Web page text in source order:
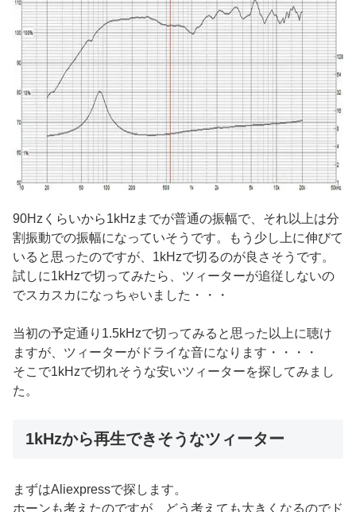
90Hzくらいから1kHzまでが普通の振幅で、それ以上は分
割振動での振幅になっていそうです。もう少し上に伸びて
いると思ったのですが、1kHzで切るのが良さそうです。
試しに1kHzで切ってみたら、ツィーターが追従しないの
でスカスカになっちゃいました・・・
当初の予定通り1.5kHzで切ってみると思った以上に聴け
ますが、ツィーターがドライな音になります・・・・
そこで1kHzで切れそうな安いツィーターを探してみまし
た。
1kHzから再生できそうなツィーター
まずはAliexpressで探します。
ホーンも考えたのですが、どう考えても大きくなるのでド